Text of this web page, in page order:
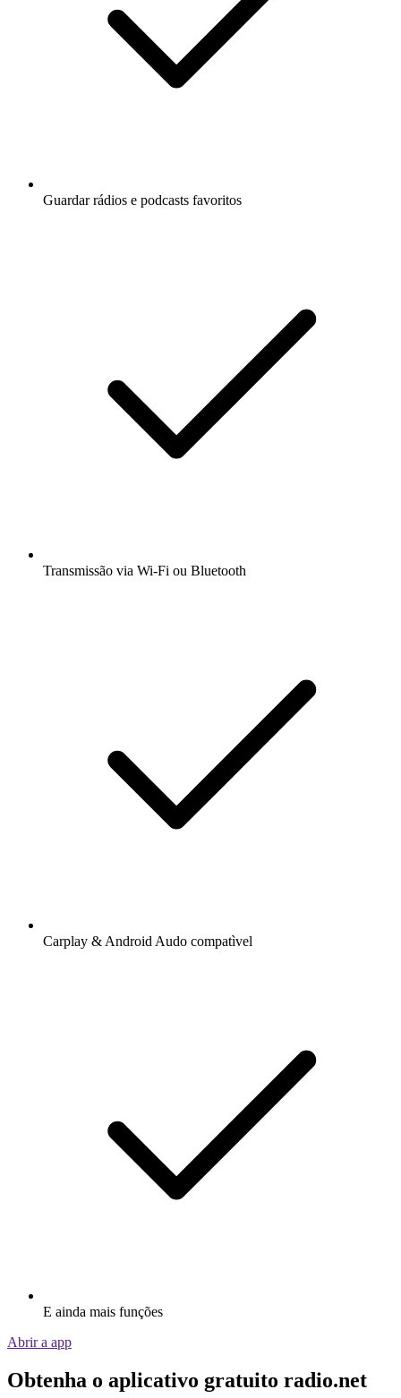
Guardar rádios e podcasts favoritos
Transmissão via Wi-Fi ou Bluetooth
Carplay & Android Audo compatìvel
E ainda mais funções
Abrir a app
Obtenha o aplicativo gratuito radio.net